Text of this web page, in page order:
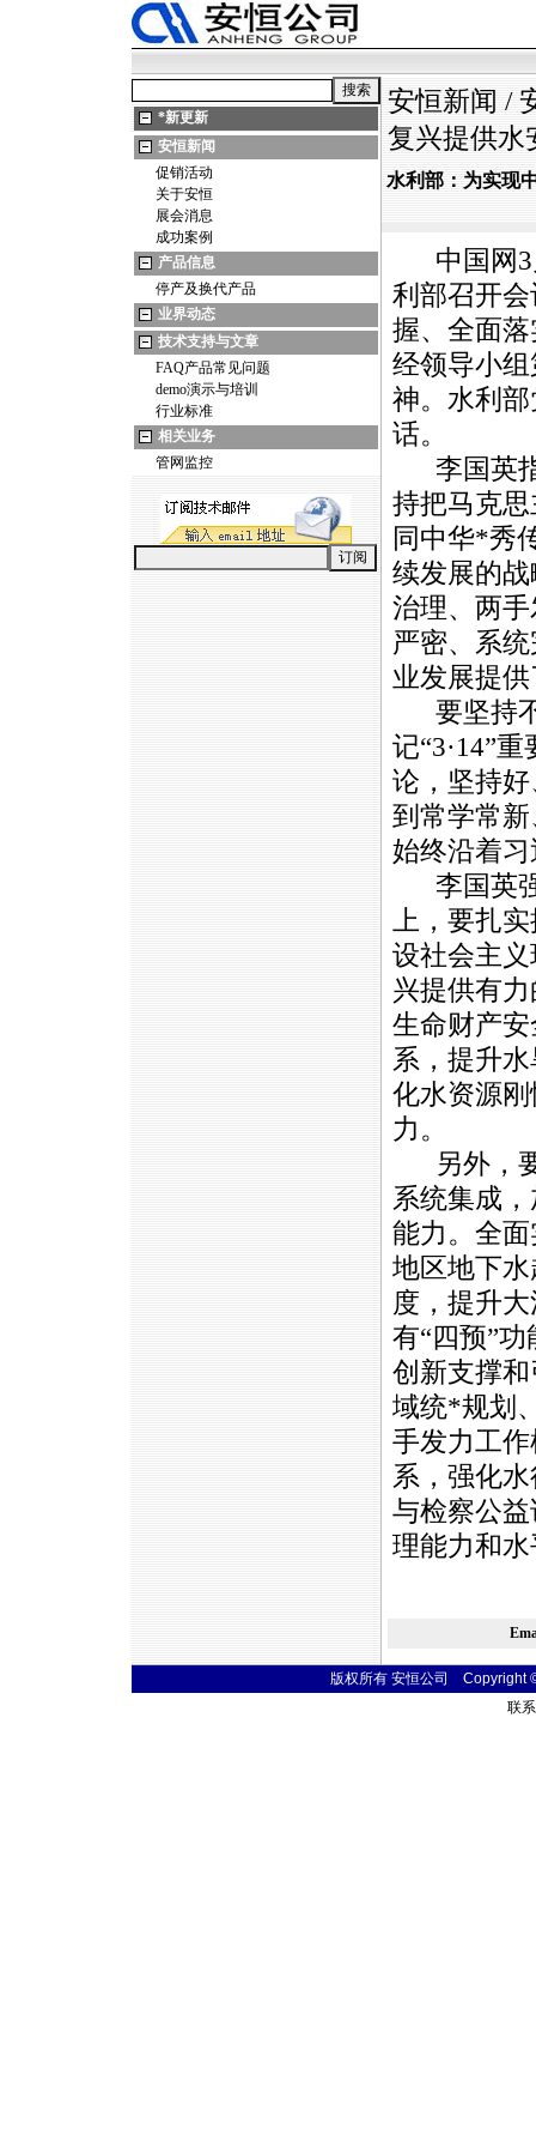
*新更新
安恒新闻
促销活动
关于安恒
展会消息
成功案例
产品信息
停产及换代产品
业界动态
技术支持与文章
FAQ产品常见问题
demo演示与培训
行业标准
相关业务
管网监控
安恒新闻 /
复兴提供水
水利部：为实现
中国网3
利部召开
握、全面
经领导小
神。水利
话。
李国英指
持把马克
同中华*秀
续发展的
治理、两
严密、系
业发展提
要坚持不
记“3·14”
论，坚持
到常学常
始终沿着
李国英强
上，要扎
设社会主
兴提供有
生命财产
系，提升
化水资源
力。
另外，
系统集成
能力。全
地区地下
度，提升
有“四预”
创新支撑
域统*规划
手发力工
系，强化
与检察公
理能力和
版权所有 安恒公司 Copyright
联